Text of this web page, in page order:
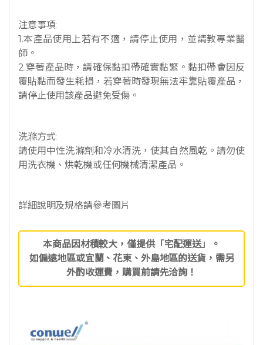
注意事項:
1.本產品使用上若有不適，請停止使用，並請教專業醫
師。
2.穿著產品時，請確保黏扣帶確實黏緊。黏扣帶會因反
覆貼黏而發生耗損，若穿著時發現無法牢靠貼覆產品，
請停止使用該產品避免受傷。
洗滌方式:
請使用中性洗滌劑和冷水清洗，使其自然風乾。請勿使
用洗衣機、烘乾機或任何機械清潔產品。
詳細說明及規格請參考圖片
本商品因材積較大，僅提供「宅配運送」。
如偏遠地區或宜蘭、花東、外島地區的送貨，需另
外酌收運費，購買前請先洽詢！